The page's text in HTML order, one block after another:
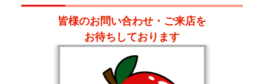
皆様のお問い合わせ・ご来店を
お待ちしております